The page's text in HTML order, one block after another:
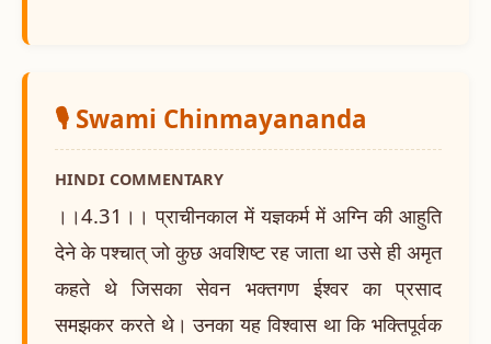
🎙️ Swami Chinmayananda
HINDI COMMENTARY
।।4.31।। प्राचीनकाल में यज्ञकर्म में अग्नि की आहुति
देने के पश्चात् जो कुछ अवशिष्ट रह जाता था उसे ही अमृत
कहते थे जिसका सेवन भक्तगण ईश्वर का प्रसाद
समझकर करते थे। उनका यह विश्वास था कि भक्तिपूर्वक